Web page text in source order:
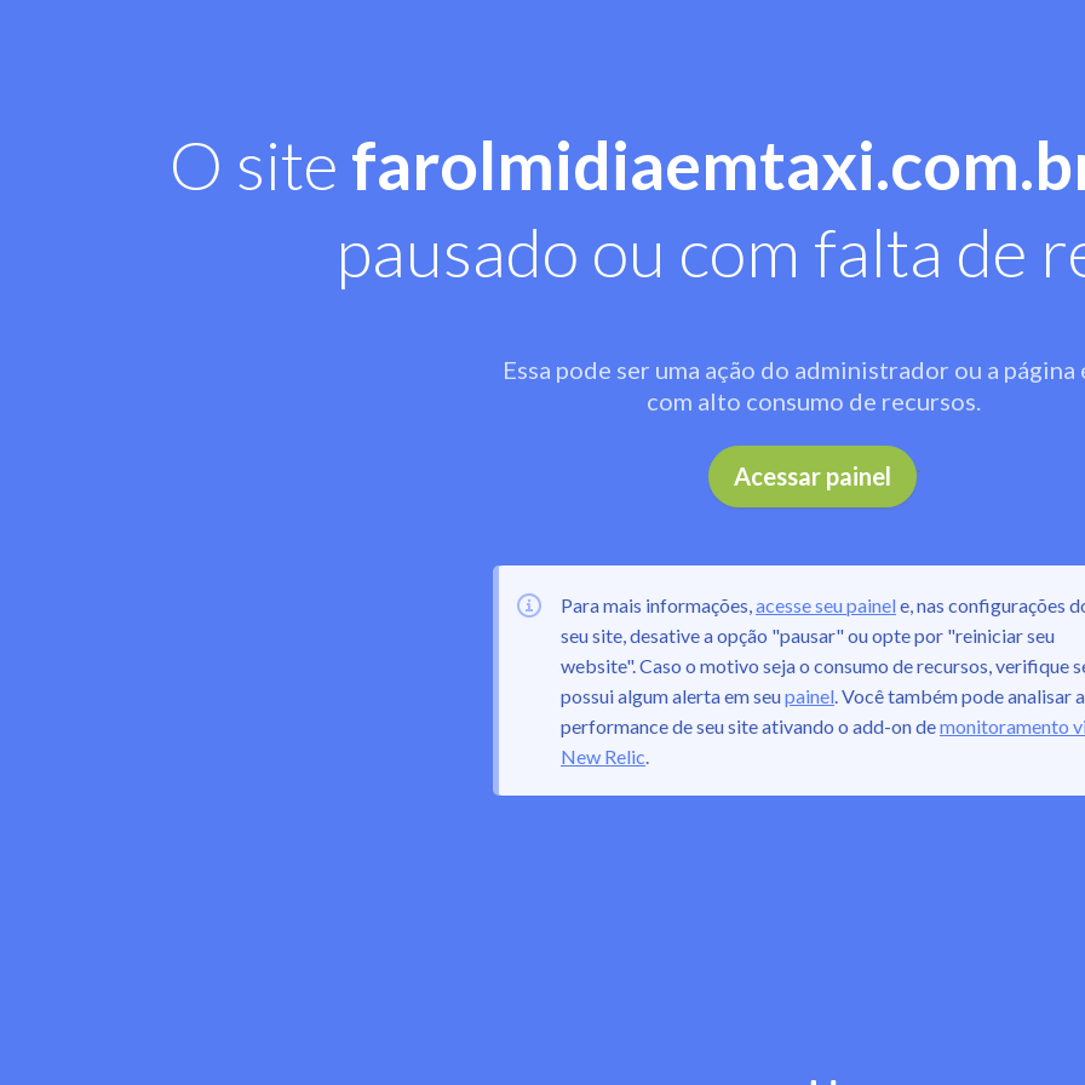
O site
pausado ou com falta de
Essa pode ser uma ação do administrador ou a página
com alto consumo de recursos.
Acessar painel .
Para mais informações,acesse seu painel e, nas configurações
seu site, desative a opção "pausar" ou opte por "reiniciar seu
website". Caso o motivo seja o consumo de recursos, verifique
possui algum alerta em seupainel. Você também pode analisar a
performance de seu site ativando o add-on demonitoramento
New Relic.